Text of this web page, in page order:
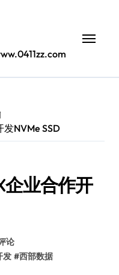
NVMe SSD
企业合作开
论
发 #西部数据